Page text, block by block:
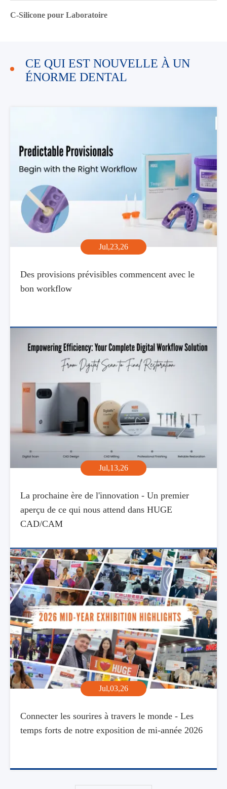
C-Silicone pour Laboratoire
CE QUI EST NOUVELLE À UN
ÉNORME DENTAL
Jul,23,26
Des provisions prévisibles commencent avec le
bon workflow
Jul,13,26
La prochaine ère de l'innovation - Un premier
aperçu de ce qui nous attend dans HUGE
CAD/CAM
Jul,03,26
Connecter les sourires à travers le monde - Les
temps forts de notre exposition de mi-année 2026